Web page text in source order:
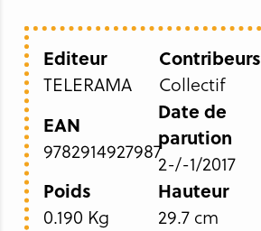
Editeur
TELERAMA
Contribeurs
Collectif
EAN
9782914927987
Date de
parution
2-/-1/2017
Poids
0.190 Kg
Hauteur
29.7 cm